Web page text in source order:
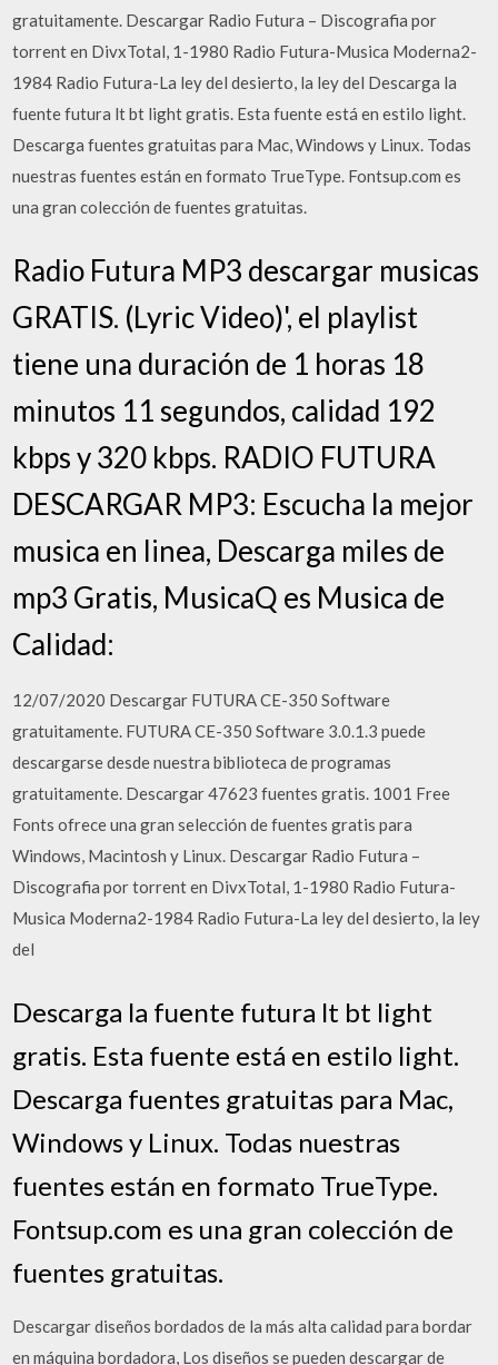
gratuitamente. Descargar Radio Futura – Discografia por
torrent en DivxTotal, 1-1980 Radio Futura-Musica Moderna2-
1984 Radio Futura-La ley del desierto, la ley del Descarga la
fuente futura lt bt light gratis. Esta fuente está en estilo light.
Descarga fuentes gratuitas para Mac, Windows y Linux. Todas
nuestras fuentes están en formato TrueType. Fontsup.com es
una gran colección de fuentes gratuitas.
Radio Futura MP3 descargar musicas
GRATIS. (Lyric Video)', el playlist
tiene una duración de 1 horas 18
minutos 11 segundos, calidad 192
kbps y 320 kbps. RADIO FUTURA
DESCARGAR MP3: Escucha la mejor
musica en linea, Descarga miles de
mp3 Gratis, MusicaQ es Musica de
Calidad:
12/07/2020 Descargar FUTURA CE-350 Software
gratuitamente. FUTURA CE-350 Software 3.0.1.3 puede
descargarse desde nuestra biblioteca de programas
gratuitamente. Descargar 47623 fuentes gratis. 1001 Free
Fonts ofrece una gran selección de fuentes gratis para
Windows, Macintosh y Linux. Descargar Radio Futura –
Discografia por torrent en DivxTotal, 1-1980 Radio Futura-
Musica Moderna2-1984 Radio Futura-La ley del desierto, la ley
del
Descarga la fuente futura lt bt light
gratis. Esta fuente está en estilo light.
Descarga fuentes gratuitas para Mac,
Windows y Linux. Todas nuestras
fuentes están en formato TrueType.
Fontsup.com es una gran colección de
fuentes gratuitas.
Descargar diseños bordados de la más alta calidad para bordar
en máquina bordadora, Los diseños se pueden descargar de